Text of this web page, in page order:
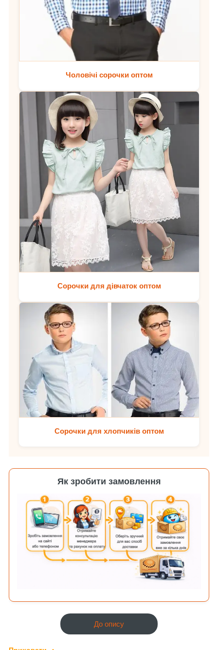
Чоловічі сорочки оптом
Сорочки для дівчаток оптом
Сорочки для хлопчиків оптом
Як зробити замовлення
До опису